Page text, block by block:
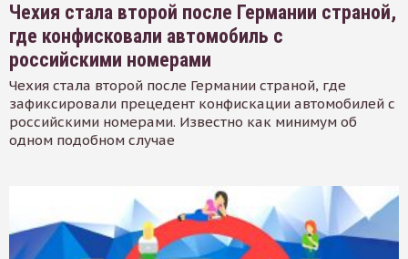
Чехия стала второй после Германии страной,
где конфисковали автомобиль с
российскими номерами
Чехия стала второй после Германии страной, где
зафиксировали прецедент конфискации автомобилей с
российскими номерами. Известно как минимум об
одном подобном случае